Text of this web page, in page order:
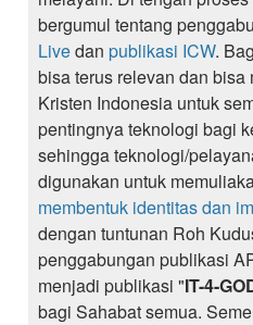
bergumul tentang
Livedan publikasi ICW.
bisa terus relevan dan
Kristen Indonesia untuk
pentingnya teknologi bagi
sehingga teknologi/
digunakan untuk
membentuk identitas dan
dengan tuntunan Roh
penggabungan publikasi
menjadi publikasi "IT-4-
bagi Sahabat semua.